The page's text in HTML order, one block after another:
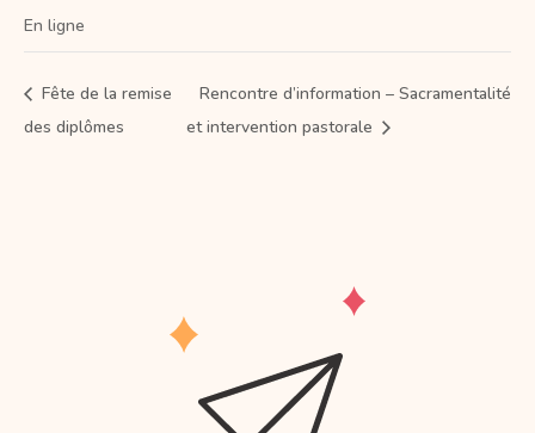
En ligne
Fête de la remise
des diplômes
Rencontre d’information – Sacramentalité
et intervention pastorale